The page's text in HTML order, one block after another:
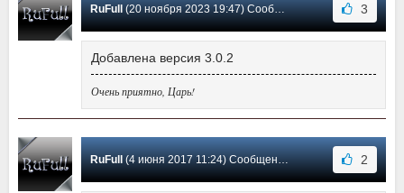
RuFull (20 ноября 2023 19:47) Сообщение #2 3
Добавлена версия 3.0.2
Очень приятно, Царь!
RuFull (4 июня 2017 11:24) Сообщение #1 2